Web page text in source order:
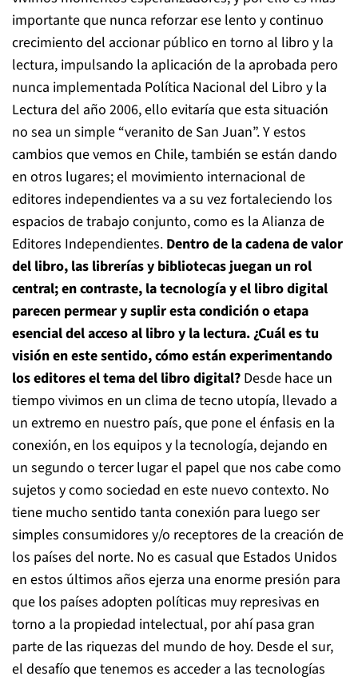
importante que nunca reforzar ese lento y continuo
crecimiento del accionar público en torno al libro y la
lectura, impulsando la aplicación de la aprobada pero
nunca implementada Política Nacional del Libro y la
Lectura del año 2006, ello evitaría que esta situación
no sea un simple “veranito de San Juan”. Y estos
cambios que vemos en Chile, también se están dando
en otros lugares; el movimiento internacional de
editores independientes va a su vez fortaleciendo los
espacios de trabajo conjunto, como es la Alianza de
Editores Independientes. Dentro de la cadena de valor
del libro, las librerías y bibliotecas juegan un rol
central; en contraste, la tecnología y el libro digital
parecen permear y suplir esta condición o etapa
esencial del acceso al libro y la lectura. ¿Cuál es tu
visión en este sentido, cómo están experimentando
los editores el tema del libro digital? Desde hace un
tiempo vivimos en un clima de tecno utopía, llevado a
un extremo en nuestro país, que pone el énfasis en la
conexión, en los equipos y la tecnología, dejando en
un segundo o tercer lugar el papel que nos cabe como
sujetos y como sociedad en este nuevo contexto. No
tiene mucho sentido tanta conexión para luego ser
simples consumidores y/o receptores de la creación de
los países del norte. No es casual que Estados Unidos
en estos últimos años ejerza una enorme presión para
que los países adopten políticas muy represivas en
torno a la propiedad intelectual, por ahí pasa gran
parte de las riquezas del mundo de hoy. Desde el sur,
el desafío que tenemos es acceder a las tecnologías